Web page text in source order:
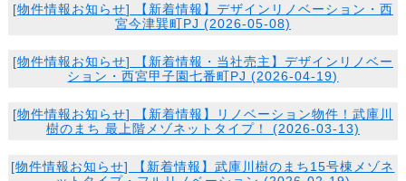
[物件情報お知らせ] 【新着情報】デザインリノベーション・西
宮今津巽町PJ (2026-05-08)
[物件情報お知らせ] 【新着情報・当社売主】デザインリノベー
ション・西宮甲子園七番町PJ (2026-04-19)
[物件情報お知らせ] 【新着情報】リノベーション物件！武庫川
樹のまち 最上階メゾネットタイプ！ (2026-03-13)
[物件情報お知らせ] 【新着情報】武庫川樹のまち15号棟メゾネ